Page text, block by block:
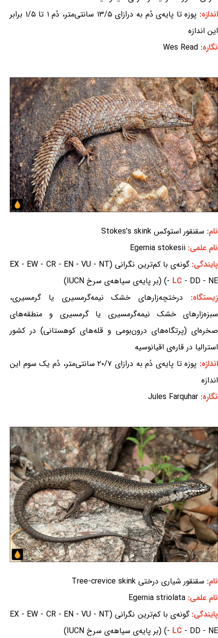
اندازه:
پوزه تا پایه‌ی دُم به درازای ۱۳/۵ سانتی‌متر، دُم ۱ تا ۱/۵ برابر
این اندازه
نگاره: Wes Read
نام: سقنقور استوکس Stokes's skink
نام علمی: Egernia stokesii
پایندگی:
گونه‌ی با کم‌ترین نگرانی (EX - EW - CR - EN - VU - NT
- LC - DD - NE) (بر پایه‌ی سیاهه‌ی سرخ IUCN)
زیستگاه: درختچه‌زارهای خشک نیمه‌گرمسیری یا گرمسیری،
سبزه‌زارهای خشک نیمه‌گرمسیری یا گرمسیری و منطقه‌های
صخره‌ای (پرتگاه‌های درون‌بومی و قله‌های کوهستانی) در کشور
استرالیا در قاره‌ی اقیانوسیه
اندازه:
پوزه تا پایه‌ی دُم به درازای ۲۰/۷ سانتی‌متر، دُم یک سوم این
اندازه
نگاره: Jules Farquhar
نام: سقنقور شیاری درختی Tree-crevice skink
نام علمی: Egernia striolata
پایندگی:
گونه‌ی با کم‌ترین نگرانی (EX - EW - CR - EN - VU - NT
- LC - DD - NE) (بر پایه‌ی سیاهه‌ی سرخ IUCN)